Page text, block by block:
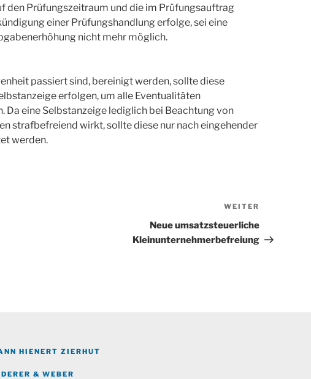
den Prüfungszeitraum und die im Prüfungsauftrag
einer Prüfungshandlung erfolge, sei eine
nicht mehr möglich.
passiert sind, bereinigt werden, sollte diese
erfolgen, um alle Eventualitäten
eine Selbstanzeige lediglich bei Beachtung von
strafbefreiend wirkt, sollte diese nur nach eingehender
werden.
Beitrag
WEITER
Neue umsatzsteuerliche
Kleinunternehmerbefreiung
HIENERT ZIERHUT
& WEBER